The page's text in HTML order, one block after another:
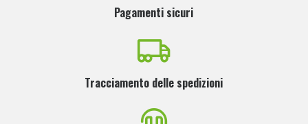
Pagamenti sicuri
Tracciamento delle spedizioni